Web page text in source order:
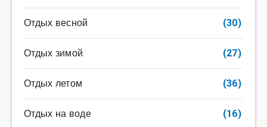
Отдых весной (30)
Отдых зимой (27)
Отдых летом (36)
Отдых на воде (16)